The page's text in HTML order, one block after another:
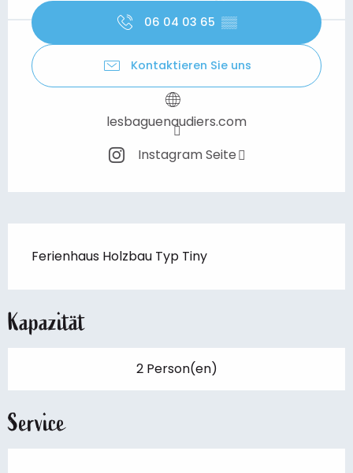
06 04 03 65 ▒▒
Kontaktieren Sie uns
lesbaguenaudiers.com
Instagram Seite
Ferienhaus Holzbau Typ Tiny
Kapazität
2 Person(en)
Service